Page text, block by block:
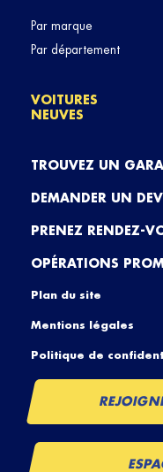
Par marque
Par département
VOITURES
NEUVES
TROUVEZ UN
DEMANDER UN
PRENEZ RENDEZ-
OPÉRATIONS
Plan du site
Mentions légales
Politique de